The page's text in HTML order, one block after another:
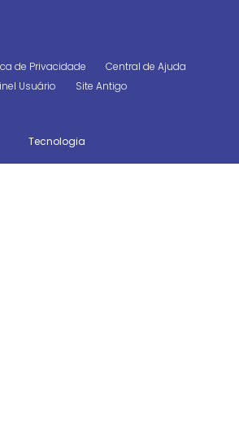
de Privacidade
Central de Ajuda
Usuário
Site Antigo
Tecnologia